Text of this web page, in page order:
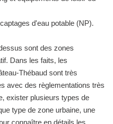
d'eau potable (NP).
sont des zones
Dans les faits, les
Thébaud sont très
avec des règlementations très
exister plusieurs types de
type de zone urbaine, une
connaître en détails les